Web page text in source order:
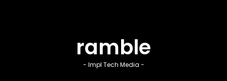
ramble
- Impl Tech Media -